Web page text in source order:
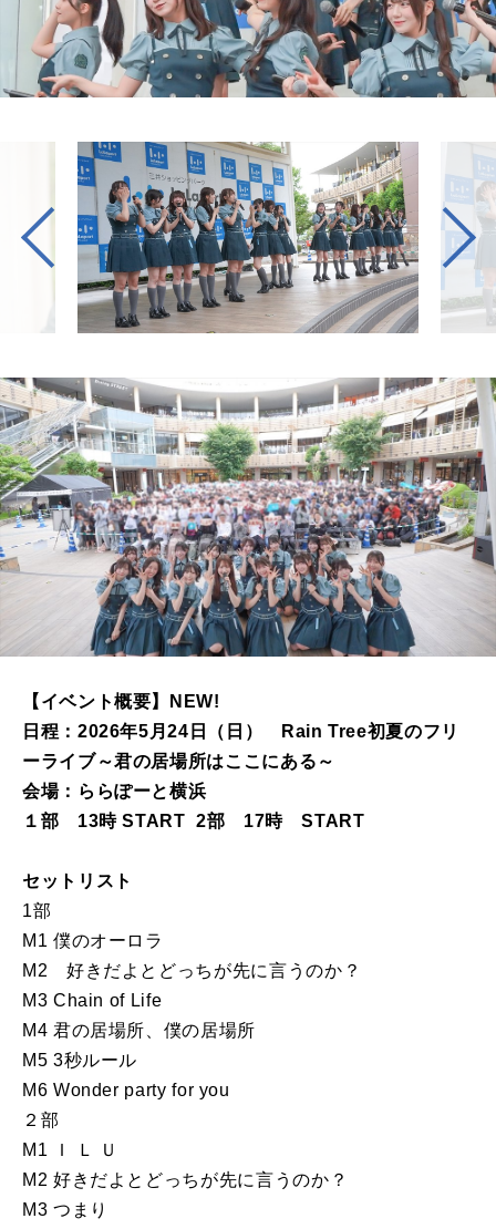
【イベント概要】NEW!
日程：2026年5月24日（日） Rain Tree初夏のフリ
ーライブ～君の居場所はここにある～
会場：ららぽーと横浜
１部 13時 START 2部 17時 START
セットリスト
1部
M1 僕のオーロラ
M2 好きだよとどっちが先に言うのか？
M3 Chain of Life
M4 君の居場所、僕の居場所
M5 3秒ルール
M6 Wonder party for you
２部
M1 Ｉ Ｌ Ｕ
M2 好きだよとどっちが先に言うのか？
M3 つまり